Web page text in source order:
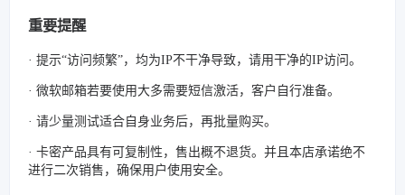
重要提醒
· 提示“访问频繁”，均为IP不干净导致，请用干净的IP访问。
· 微软邮箱若要使用大多需要短信激活，客户自行准备。
· 请少量测试适合自身业务后，再批量购买。
· 卡密产品具有可复制性，售出概不退货。并且本店承诺绝不
进行二次销售，确保用户使用安全。